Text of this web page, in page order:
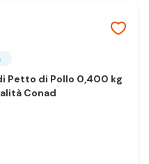
Petto di Pollo 0,400 kg
Conad